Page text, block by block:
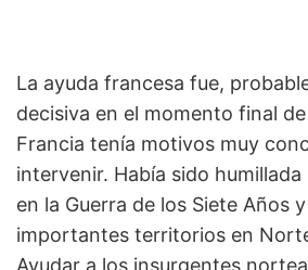
La ayuda francesa fue,
decisiva en el momento final
Francia tenía motivos muy
intervenir. Había sido
en la Guerra de los Siete Años
importantes territorios en
Ayudar a los insurgentes